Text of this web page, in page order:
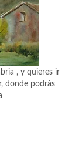
, y quieres ir
donde podrás